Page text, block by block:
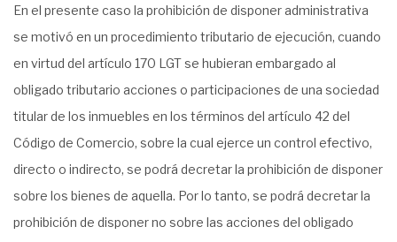
En el presente caso la prohibición de disponer administrativa
se motivó en un procedimiento tributario de ejecución, cuando
en virtud del artículo 170 LGT se hubieran embargado al
obligado tributario acciones o participaciones de una sociedad
titular de los inmuebles en los términos del artículo 42 del
Código de Comercio, sobre la cual ejerce un control efectivo,
directo o indirecto, se podrá decretar la prohibición de disponer
sobre los bienes de aquella. Por lo tanto, se podrá decretar la
prohibición de disponer no sobre las acciones del obligado